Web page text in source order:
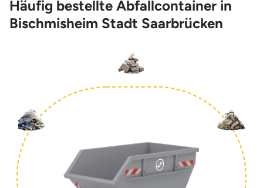
Häufig bestellte Abfallcontainer in
Bischmisheim Stadt Saarbrücken